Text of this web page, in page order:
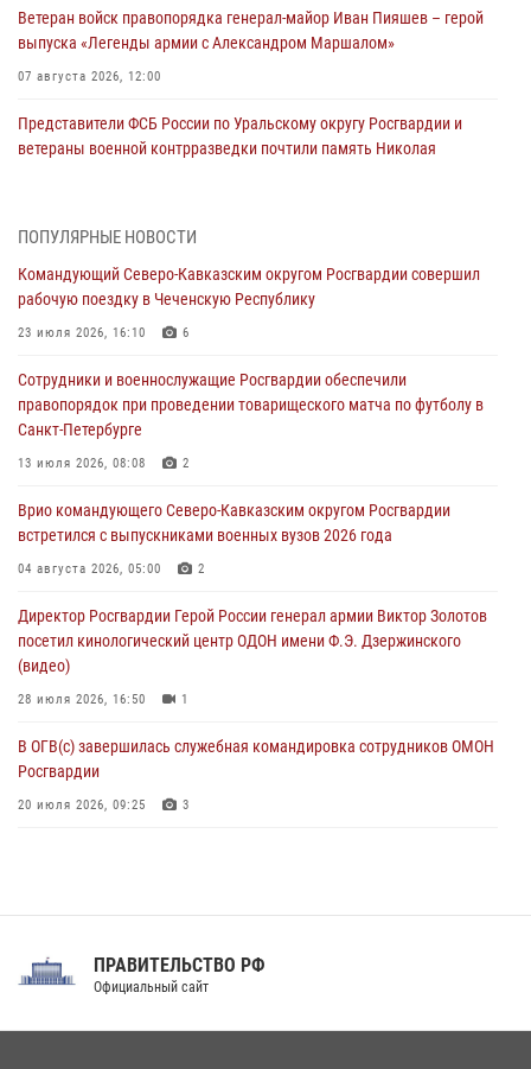
Ветеран войск правопорядка генерал-майор Иван Пияшев – герой
выпуска «Легенды армии с Александром Маршалом»
07 августа 2026, 12:00
Представители ФСБ России по Уральскому округу Росгвардии и
ветераны военной контрразведки почтили память Николая
Смольного собора в Санкт-Петербурге (видео)
07 августа 2026, 11:34
взрывобезопасности
07 августа 2026, 11:33
Рэпер ST посетил раненых росгвардейцев в Главном военном
07 августа 2026, 11:18 2
Патриотическая акция «Каникулы с Росгвардией» прошла в
07 августа 2026, 11:00
ПОПУЛЯРНЫЕ НОВОСТИ
Командующий Северо-Кавказским округом Росгвардии совершил
рабочую поездку в Чеченскую Республику
23 июля 2026, 16:10 6
Сотрудники и военнослужащие Росгвардии обеспечили
правопорядок при проведении товарищеского матча по футболу в
Санкт-Петербурге
13 июля 2026, 08:08 2
Врио командующего Северо-Кавказским округом Росгвардии
встретился с выпускниками военных вузов 2026 года
04 августа 2026, 05:00 2
Директор Росгвардии Герой России генерал армии Виктор Золотов
посетил кинологический центр ОДОН имени Ф.Э. Дзержинского
(видео)
28 июля 2026, 16:50 1
В ОГВ(с) завершилась служебная командировка сотрудников ОМОН
Росгвардии
20 июля 2026, 09:25 3
Праздник «Один день с Росгвардией» к 105-летию Центрального
ПРАВИТЕЛЬСТВО РФ
Официальный сайт